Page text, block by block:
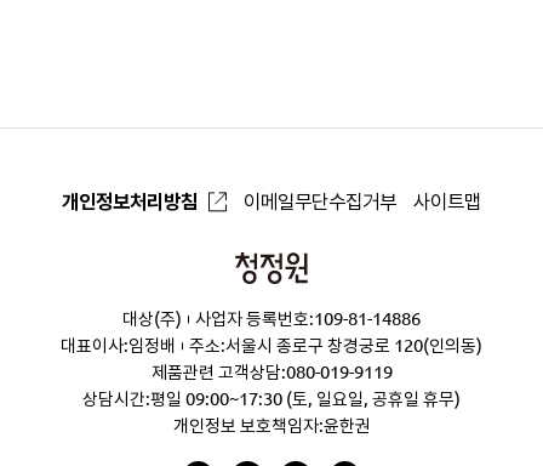
개인정보처리방침 이메일무단수집거부 사이트맵
청
원
대상(주)
사업자 등록번호:109-81-14886
대표이사:임정배
주소:서울시 종로구 창경궁로 120(인의동)
제품관련 고객상담:080-019-9119
상담시간:평일 09:00~17:30 (토, 일요일, 공휴일 휴무)
개인정보 보호책임자:윤한권